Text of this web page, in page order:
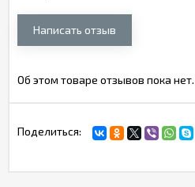
Написать отзыв
Об этом товаре отзывов пока
Поделиться: